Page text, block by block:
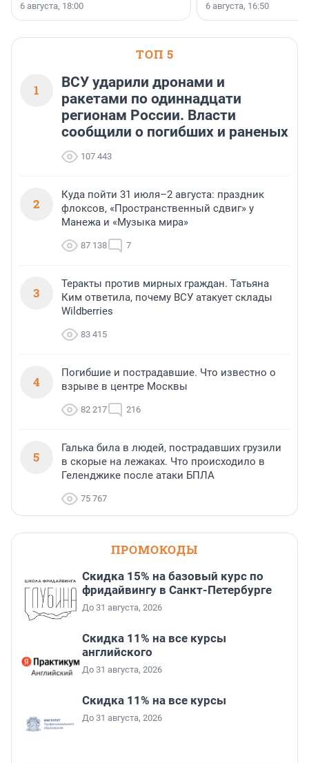
6 августа, 18:00
застройщик
области».
6 августа, 16:50
ТОП 5
1
ВСУ ударили дронами и
ракетами по одиннадцати
регионам России. Власти
сообщили о погибших и раненых
107 443
2
Куда пойти 31 июля–2 августа: праздник
флоксов, «Пространственный сдвиг» у
Манежа и «Музыка мира»
87 138 7
3
Теракты против мирных граждан. Татьяна
Ким ответила, почему ВСУ атакует склады
Wildberries
83 415
4
Погибшие и пострадавшие. Что известно о
взрыве в центре Москвы
82 217 216
5
Галька била в людей, пострадавших грузили
в скорые на лежаках. Что происходило в
Геленджике после атаки БПЛА
75 767
ПРОМОКОДЫ
Скидка 15% на базовый курс по
фридайвингу в Санкт-Петербурге
До 31 августа, 2026
Скидка 11% на все курсы
английского
До 31 августа, 2026
Скидка 11% на все курсы
До 31 августа, 2026